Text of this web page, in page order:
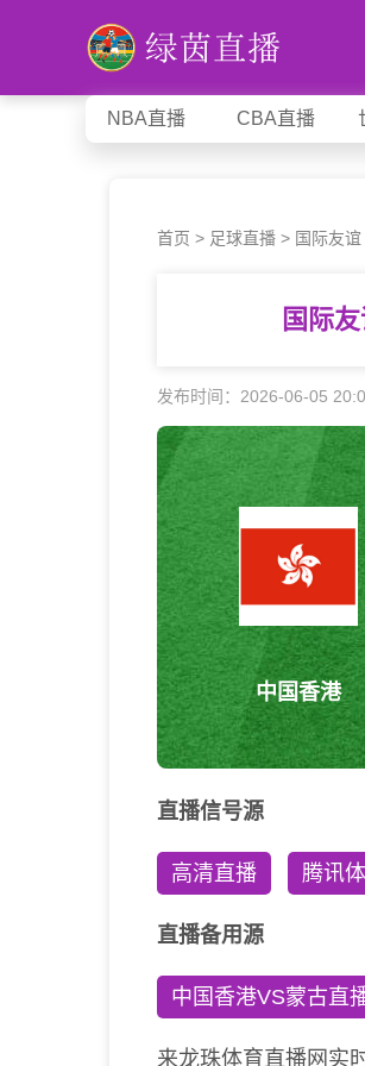
NBA直播 CBA直播
首页 > 足球直播 > 国际友谊
国际
发布时间：2026-06-05
中国香港
直播信号源
高清直播 腾讯
直播备用源
中国香港VS蒙古直
来龙珠体育直播网实